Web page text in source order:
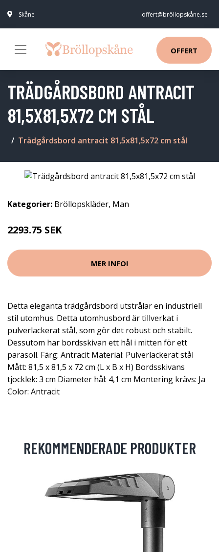
Skåne offert@bröllopskåne.se
OFFERT
TRÄDGÅRDSBORD ANTRACIT
81,5X81,5X72 CM STÅL
Trädgårdsbord antracit 81,5x81,5x72 cm stål
Kategorier: Bröllopskläder, Man
2293.75 SEK
MER INFO!
Detta eleganta trädgårdsbord utstrålar en industriell
stil utomhus. Detta utomhusbord är tillverkat i
pulverlackerat stål, som gör det robust och stabilt.
Dessutom har bordsskivan ett hål i mitten för ett
parasoll. Färg: Antracit Material: Pulverlackerat stål
Mått: 81,5 x 81,5 x 72 cm (L x B x H) Bordsskivans
tjocklek: 3 cm Diameter hål: 4,1 cm Montering krävs: Ja
Color: Antracit
REKOMMENDERADE PRODUKTER